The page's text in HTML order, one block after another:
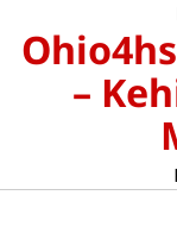
content–